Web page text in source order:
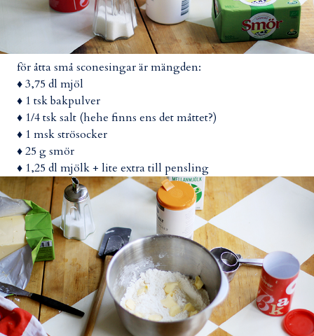
för åtta små sconesingar är mängden:
♦ 3,75 dl mjöl
♦ 1 tsk bakpulver
♦ 1/4 tsk salt (hehe finns ens det måttet?)
♦ 1 msk strösocker
♦ 25 g smör
♦ 1,25 dl mjölk + lite extra till pensling